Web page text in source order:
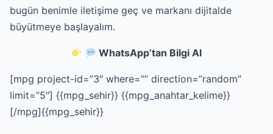
bugün benimle iletişime geç ve markanı dijitalde
büyütmeye başlayalım.
WhatsApp’tan Bilgi Al
[mpg project-id=”3″ where=”” direction=”random”
limit=”5″] {{mpg_sehir}} {{mpg_anahtar_kelime}}
[/mpg]{{mpg_sehir}}